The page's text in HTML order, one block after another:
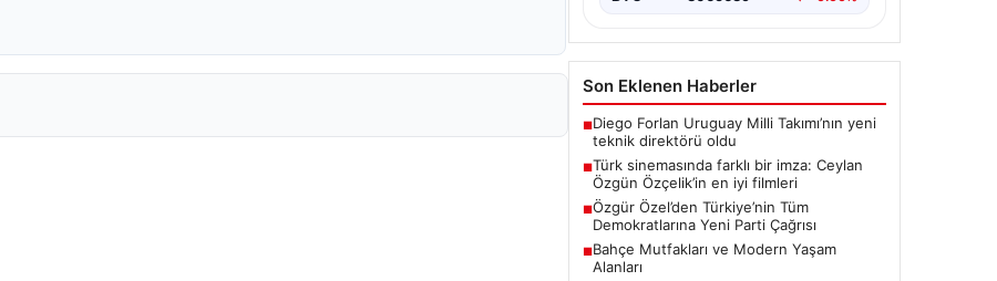
Son Eklenen Haberler
■Diego Forlan Uruguay Milli Takımı’nın yeni
teknik direktörü oldu
■Türk sinemasında farklı bir imza: Ceylan
Özgün Özçelik’in en iyi filmleri
■Özgür Özel’den Türkiye’nin Tüm
Demokratlarına Yeni Parti Çağrısı
■Bahçe Mutfakları ve Modern Yaşam
Alanları